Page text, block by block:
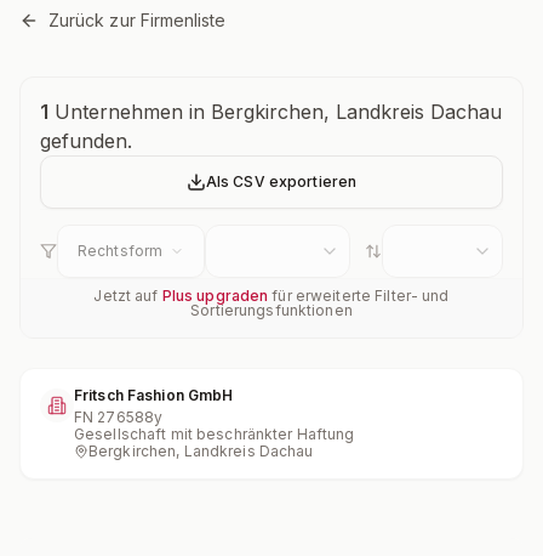
Zurück zur Firmenliste
Unternehmensübersicht
1 Unternehmen in Bergkirchen, Landkreis Dachau
gefunden.
Als CSV exportieren
Rechtsform
Jetzt auf Plus upgraden für erweiterte Filter- und
Sortierungsfunktionen
Fritsch Fashion GmbH
FN 276588y
Gesellschaft mit beschränkter Haftung
Bergkirchen, Landkreis Dachau